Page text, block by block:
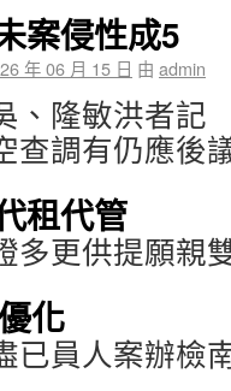
案侵性成5
年 06 月 15 日 由 admin
、隆敏洪者記
查調有仍應後
租代管
多更供提願親
化
已員人案辦檢